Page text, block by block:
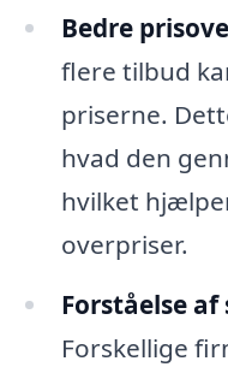
Bedre
flere tilbud
priserne.
hvad den
hvilket
overpriser.
Forståelse
Forskellige